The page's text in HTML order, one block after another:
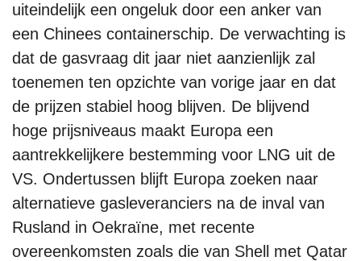
uiteindelijk een ongeluk door een anker van
een Chinees containerschip. De verwachting is
dat de gasvraag dit jaar niet aanzienlijk zal
toenemen ten opzichte van vorige jaar en dat
de prijzen stabiel hoog blijven. De blijvend
hoge prijsniveaus maakt Europa een
aantrekkelijkere bestemming voor LNG uit de
VS. Ondertussen blijft Europa zoeken naar
alternatieve gasleveranciers na de inval van
Rusland in Oekraïne, met recente
overeenkomsten zoals die van Shell met Qatar